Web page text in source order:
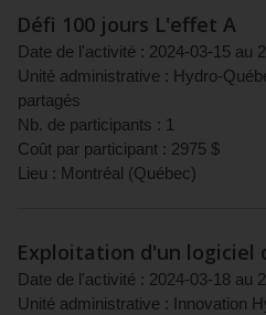
Défi 100 jours L'effet A
Date de l'activité : 2024-03-15 au
Unité administrative : Hydro-
partagés
Nb. de participants : 1
Coût par participant : 2975 $
Lieu : Montréal (Québec)
Exploitation d'un logiciel
Date de l'activité : 2024-03-18 au
Unité administrative :
Innovation